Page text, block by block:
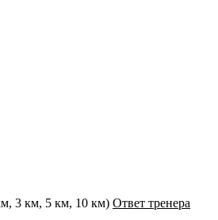
3 км, 5 км, 10 км) Ответ тренера